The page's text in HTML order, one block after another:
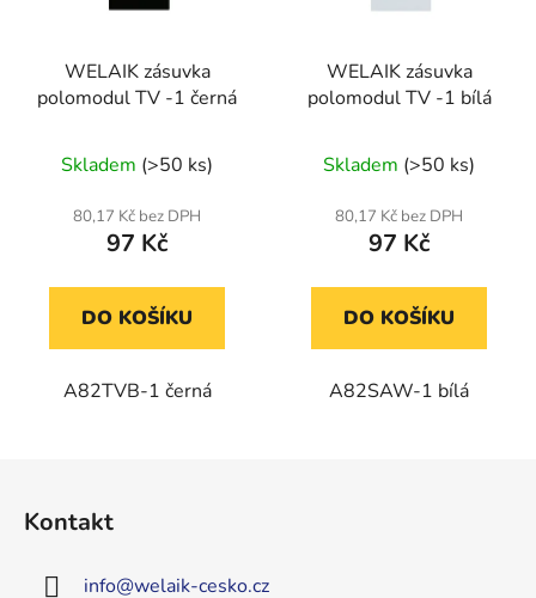
WELAIK zásuvka
polomodul TV -1 černá
Skladem (>50 ks)
80,17 Kč bez DPH
97 Kč
DO KOŠÍKU
A82TVB-1 černá
WELAIK zásuvka
polomodul TV -1 bílá
Skladem (>50 ks)
80,17 Kč bez DPH
97 Kč
DO KOŠÍKU
A82SAW-1 bílá
Kontakt
info@welaik-cesko.cz